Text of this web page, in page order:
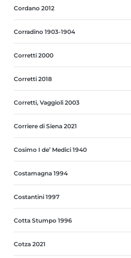
Cordano 2012
Corradino 1903-1904
Corretti 2000
Corretti 2018
Corretti, Vaggioli 2003
Corriere di Siena 2021
Cosimo I de’ Medici 1940
Costamagna 1994
Costantini 1997
Cotta Stumpo 1996
Cotza 2021